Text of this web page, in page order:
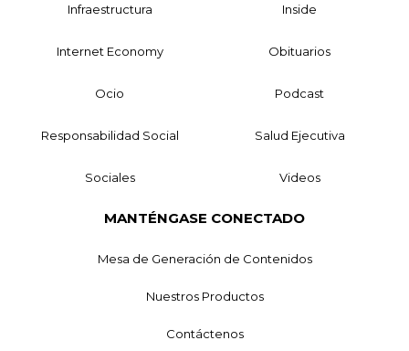
Infraestructura Inside
Internet Economy Obituarios
Ocio Podcast
Responsabilidad Social Salud Ejecutiva
Sociales Videos
MANTÉNGASE CONECTADO
Mesa de Generación de Contenidos
Nuestros Productos
Contáctenos